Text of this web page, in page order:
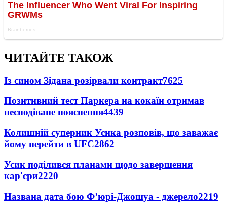
ЧИТАЙТЕ ТАКОЖ
Із сином Зідана розірвали контракт7625
Позитивний тест Паркера на кокаїн отримав
несподіване пояснення4439
Колишній суперник Усика розповів, що заважає
йому перейти в UFC2862
Усик поділився планами щодо завершення
кар'єри2220
Названа дата бою Ф’юрі-Джошуа - джерело2219